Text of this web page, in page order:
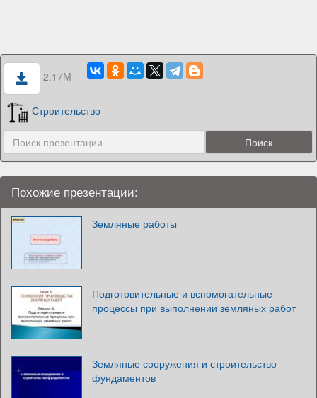
2.17M
Строительство
Похожие презентации:
Земляные работы
Подготовительные и вспомогательные
процессы при выполнении земляных работ
Земляные сооружения и строительство
фундаментов